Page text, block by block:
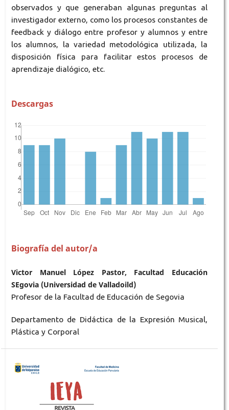
observados y que generaban algunas preguntas al
investigador externo, como los procesos constantes de
feedback y diálogo entre profesor y alumnos y entre
los alumnos, la variedad metodológica utilizada, la
disposición física para facilitar estos procesos de
aprendizaje dialógico, etc.
Descargas
Biografía del autor/a
Victor Manuel López Pastor, Facultad Educación
SEgovia (Universidad de Valladoild)
Profesor de la Facultad de Educación de Segovia
Departamento de Didáctica de la Expresión Musical,
Plástica y Corporal